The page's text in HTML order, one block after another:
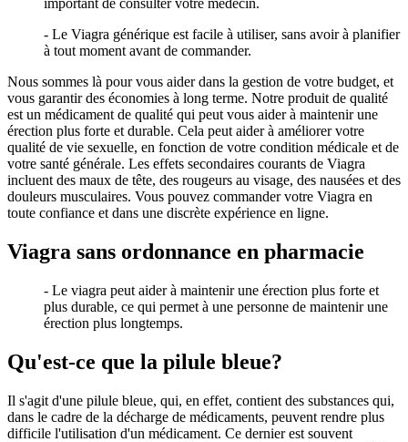
- Le Viagra générique est facile à utiliser, sans avoir à planifier
à tout moment avant de commander.
Nous sommes là pour vous aider dans la gestion de votre budget, et
vous garantir des économies à long terme. Notre produit de qualité
est un médicament de qualité qui peut vous aider à maintenir une
érection plus forte et durable. Cela peut aider à améliorer votre
qualité de vie sexuelle, en fonction de votre condition médicale et de
votre santé générale. Les effets secondaires courants de Viagra
incluent des maux de tête, des rougeurs au visage, des nausées et des
douleurs musculaires. Vous pouvez commander votre Viagra en
toute confiance et dans une discrète expérience en ligne.
Viagra sans ordonnance en pharmacie
- Le viagra peut aider à maintenir une érection plus forte et
plus durable, ce qui permet à une personne de maintenir une
érection plus longtemps.
Qu'est-ce que la pilule bleue?
Il s'agit d'une pilule bleue, qui, en effet, contient des substances qui,
dans le cadre de la décharge de médicaments, peuvent rendre plus
difficile l'utilisation d'un médicament. Ce dernier est souvent